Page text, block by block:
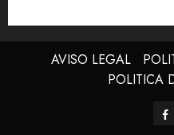
AVISO LEGAL
POLITICA